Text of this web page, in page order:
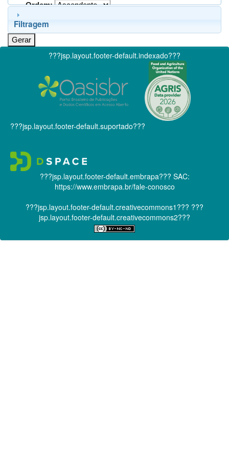
Ordem:
Filtragem
???jsp.layout.footer-default.indexado???
???jsp.layout.footer-default.suportado???
???jsp.layout.footer-default.embrapa??? SAC:
https://www.embrapa.br/fale-conosco
???jsp.layout.footer-default.creativecommons1??? ???
jsp.layout.footer-default.creativecommons2???